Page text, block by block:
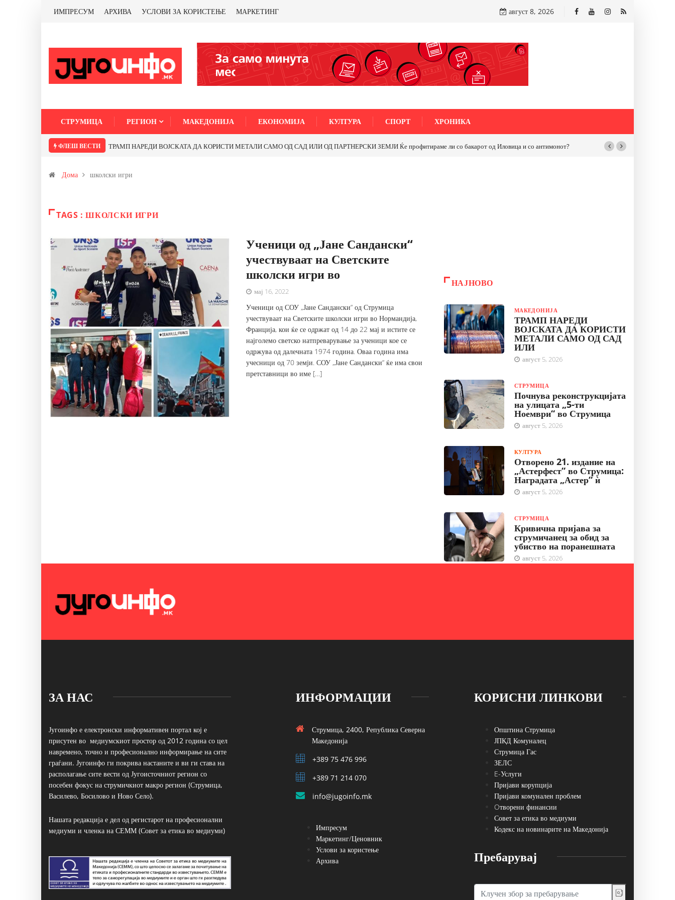
ИМПРЕСУМ АРХИВА УСЛОВИ ЗА КОРИСТЕЊЕ МАРКЕТИНГ август 8, 2026
СТРУМИЦА РЕГИОН МАКЕДОНИЈА ЕКОНОМИЈА КУЛТУРА СПОРТ ХРОНИКА
ФЛЕШ ВЕСТИ ТРАМП НАРЕДИ ВОЈСКАТА ДА КОРИСТИ МЕТАЛИ САМО ОД САД ИЛИ ОД ПАРТНЕРСКИ ЗЕМЈИ Ќе профитираме ли со бакарот од Иловица и со антимонот?
Дома школски игри
TAGS : ШКОЛСКИ ИГРИ
Ученици од „Јане Сандански“
учествуваат на Светските
школски игри во
мај 16, 2022
Ученици од СОУ „Јане Сандански“ од Струмица
учествуваат на Светските школски игри во Нормандија,
Франција, кои ќе се одржат од 14 до 22 мај и истите се
најголемо светско натпреварување за ученици кое се
одржува од далечната 1974 година. Оваа година има
учесници од 70 земји. СОУ „Јане Сандански“ ќе има свои
претставници во име […]
НАЈНОВО
МАКЕДОНИЈА
ТРАМП НАРЕДИ
ВОЈСКАТА ДА КОРИСТИ
МЕТАЛИ САМО ОД САД
ИЛИ
август 5, 2026
СТРУМИЦА
Почнува реконструкцијата
на улицата „5-ти
Ноември“ во Струмица
август 5, 2026
КУЛТУРА
Отворено 21. издание на
„Астерфест“ во Струмица:
Наградата „Астер“ ѝ
август 5, 2026
СТРУМИЦА
Кривична пријава за
струмичанец за обид за
убиство на поранешната
август 5, 2026
ЗА НАС
Југоинфо е електронски информативен портал кој е
присутен во медиумскиот простор од 2012 година со цел
навремено, точно и професионално информирање на сите
граѓани. Југоинфо ги покрива настаните и ви ги става на
располагање сите вести од Југоисточниот регион со
посебен фокус на струмичкиот макро регион (Струмица,
Василево, Босилово и Ново Село).
Нашата редакција е дел од регистарот на професионални
медиуми и членка на СЕММ (Совет за етика во медиуми)
ИНФОРМАЦИИ
Струмица, 2400, Република Северна
Македонија
+389 75 476 996
+389 71 214 070
info@jugoinfo.mk
Импресум
Маркетинг/Ценовник
Услови за користење
Архива
КОРИСНИ ЛИНКОВИ
Општина Струмица
ЈПКД Комуналец
Струмица Гас
ЗЕЛС
E-Услуги
Пријави корупција
Пријави комунален проблем
Oтворени финансии
Совет за етика во медиуми
Кодекс на новинарите на Македонија
Пребарувај